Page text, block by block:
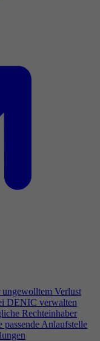
Verlust
DENIC verwalten
Rechteinhaber
Anlaufstelle